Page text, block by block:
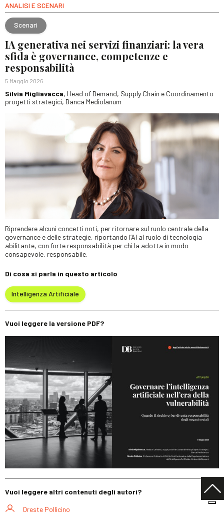
ANALISI E SCENARI
Scenari
IA generativa nei servizi finanziari: la vera
sfida è governance, competenze e
responsabilità
5 Maggio 2026
Silvia Migliavacca, Head of Demand, Supply Chain e Coordinamento
progetti strategici, Banca Mediolanum
Riprendere alcuni concetti noti, per ritornare sul ruolo centrale della
governance e delle strategie, riportando l’AI al ruolo di tecnologia
abilitante, con forte responsabilità per chi la adotta in modo
consapevole, responsabile.
Di cosa si parla in questo articolo
Intelligenza Artificiale
Vuoi leggere la versione PDF?
Vuoi leggere altri contenuti degli autori?
Oreste Pollicino